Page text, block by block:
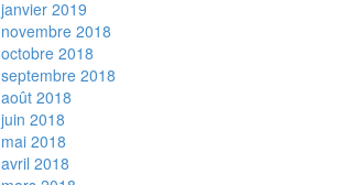
janvier 2019
novembre 2018
octobre 2018
septembre 2018
août 2018
juin 2018
mai 2018
avril 2018